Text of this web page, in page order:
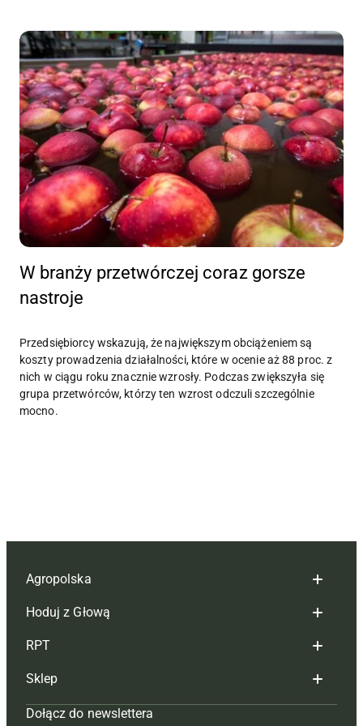
W branży przetwórczej coraz gorsze
nastroje
Przedsiębiorcy wskazują, że największym obciążeniem są
koszty prowadzenia działalności, które w ocenie aż 88 proc. z
nich w ciągu roku znacznie wzrosły. Podczas zwiększyła się
grupa przetwórców, którzy ten wzrost odczuli szczególnie
mocno.
Agropolska
Redakcja
Reklama
Tagi
Mapa serwisu
Hoduj z Głową
Hoduj z głową bydło
Hoduj z głową świnie
Prenumerata
RPT
Redakcja
Prenumerata
Sklep
Czasopisma i prenumerata
Dołącz do newslettera